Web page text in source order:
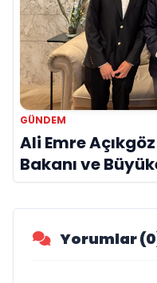
GÜNDEM
Ali Emre
Bakanı ve
Bir Araya Geldi
Yorumlar